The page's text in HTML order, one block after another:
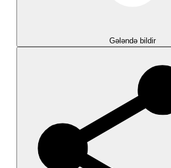
Gələndə bildir